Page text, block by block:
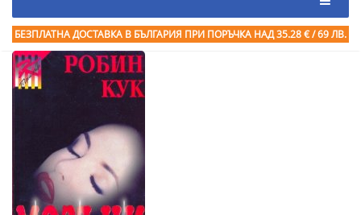
БЕЗПЛАТНА ДОСТАВКА В БЪЛГАРИЯ ПРИ ПОРЪЧКА НАД 35.28 € / 69 ЛВ.